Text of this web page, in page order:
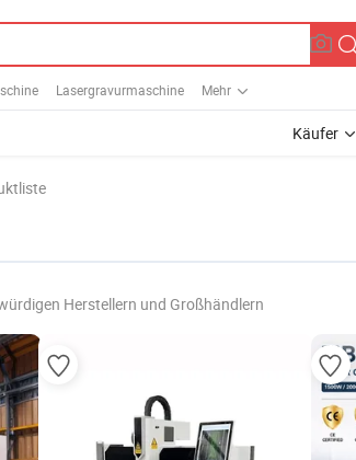
Lasergravurmaschine Mehr
Käufer
Herstellern und Großhändlern